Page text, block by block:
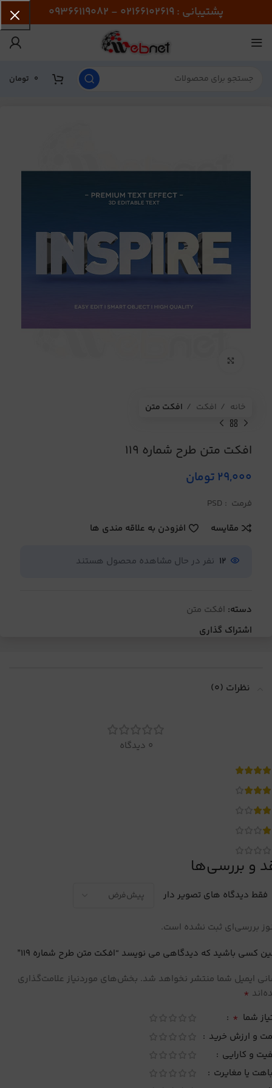
پشتیبانی : 02166102619 - 09366119082
0 تومان
خانه افکت افکت متن
افکت متن طرح شماره 119
29,000تومان
فرمت : PSD
مقایسه
افزودن به علاقه مندی ها
12 نفر در حال مشاهده محصول هستند
دسته: افکت متن
اشتراک گذاری
نظرات (0)
0 دیدگاه
و بررسی‌ها
فقط دیدگاه های تصویر دار
بررسی‌ای ثبت نشده است.
کسی باشید که دیدگاهی می نویسد “افکت متن طرح شماره 119”
ایمیل شما منتشر نخواهد شد. بخش‌های موردنیاز علامت‌گذاری
*
شما *
و ارزش خرید
و کارایی
یا مغایرت